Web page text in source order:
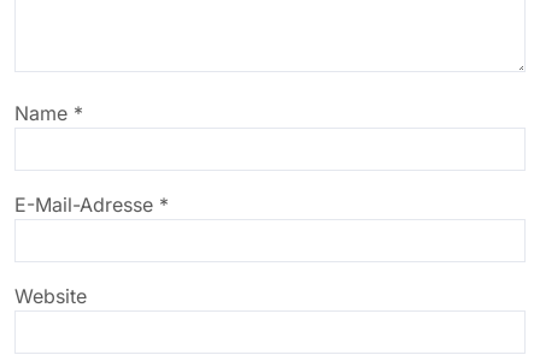
Name *
E-Mail-Adresse *
Website